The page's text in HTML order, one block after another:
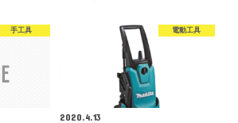
手工具 電動工具
2020.4.13